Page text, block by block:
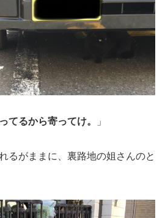
てるから寄ってけ。 」
るがままに、裏路地の姐さんのと